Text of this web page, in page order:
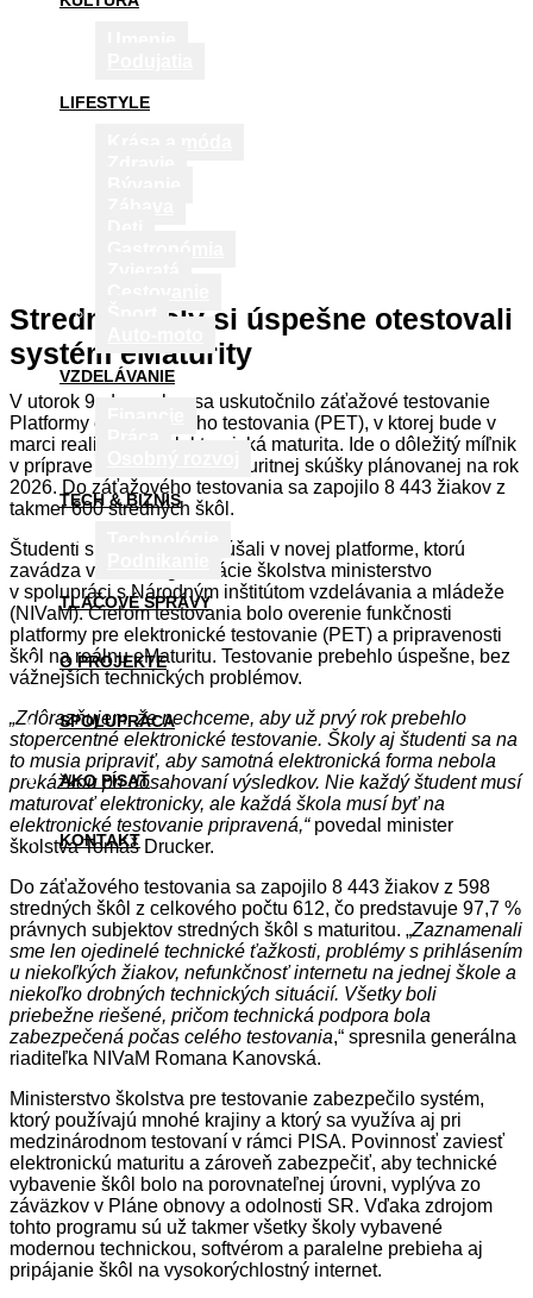
LIFESTYLE
VZDELÁVANIE
TECH & BIZNIS
TLAČOVÉ SPRÁVY
O PROJEKTE
SPOLUPRÁCA
AKO PÍSAŤ
KONTAKT
Stredné školy si úspešne otestovali
systém eMaturity
V utorok 9. decembra sa uskutočnilo záťažové testovanie
Platformy elektronického testovania (PET), v ktorej bude v
marci realizovaná elektronická maturita. Ide o dôležitý míľnik
v príprave novej podoby maturitnej skúšky plánovanej na rok
2026. Do záťažového testovania sa zapojilo 8 443 žiakov z
takmer 600 stredných škôl.
Študenti si eMaturitu vyskúšali v novej platforme, ktorú
zavádza v rámci digitalizácie školstva ministerstvo
v spolupráci s Národným inštitútom vzdelávania a mládeže
(NIVaM). Cieľom testovania bolo overenie funkčnosti
platformy pre elektronické testovanie (PET) a pripravenosti
škôl na reálnu eMaturitu. Testovanie prebehlo úspešne, bez
vážnejších technických problémov.
„Zdôrazňujem, že nechceme, aby už prvý rok prebehlo
stopercentné elektronické testovanie. Školy aj študenti sa na
to musia pripraviť, aby samotná elektronická forma nebola
prekážkou pri dosahovaní výsledkov. Nie každý študent musí
maturovať elektronicky, ale každá škola musí byť na
elektronické testovanie pripravená,“ povedal minister
školstva Tomáš Drucker.
Do záťažového testovania sa zapojilo 8 443 žiakov z 598
stredných škôl z celkového počtu 612, čo predstavuje 97,7 %
právnych subjektov stredných škôl s maturitou. „Zaznamenali
sme len ojedinelé technické ťažkosti, problémy s prihlásením
u niekoľkých žiakov, nefunkčnosť internetu na jednej škole a
niekoľko drobných technických situácií. Všetky boli
priebežne riešené, pričom technická podpora bola
zabezpečená počas celého testovania,“ spresnila generálna
riaditeľka NIVaM Romana Kanovská.
Ministerstvo školstva pre testovanie zabezpečilo systém,
ktorý používajú mnohé krajiny a ktorý sa využíva aj pri
medzinárodnom testovaní v rámci PISA. Povinnosť zaviesť
elektronickú maturitu a zároveň zabezpečiť, aby technické
vybavenie škôl bolo na porovnateľnej úrovni, vyplýva zo
záväzkov v Pláne obnovy a odolnosti SR. Vďaka zdrojom
tohto programu sú už takmer všetky školy vybavené
modernou technickou, softvérom a paralelne prebieha aj
pripájanie škôl na vysokorýchlostný internet.